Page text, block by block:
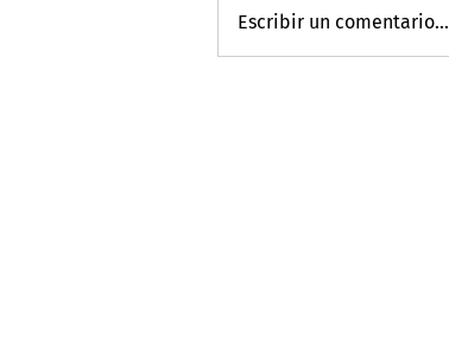
Escribir un comentario...